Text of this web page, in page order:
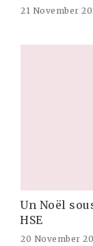
21 November
Un Noël
HSE
20 November